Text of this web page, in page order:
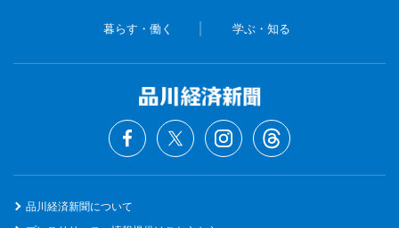
暮らす・働く 学ぶ・知る
品川経済新聞について